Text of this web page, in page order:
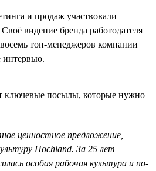
и продаж участвовали
видение бренда работодателя
топ-менеджеров компании
ключевые посылы, которые нужно
ценностное предложение,
Hochland. За 25 лет
особая рабочая культура и по-